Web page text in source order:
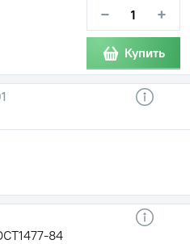
− +
Купить
84